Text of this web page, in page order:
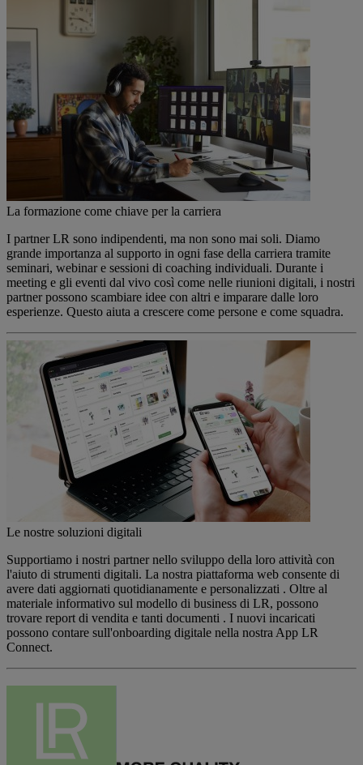
La formazione come chiave per la carriera
I partner LR sono indipendenti, ma non sono mai soli. Diamo
grande importanza al supporto in ogni fase della carriera tramite
seminari, webinar e sessioni di coaching individuali. Durante i
meeting e gli eventi dal vivo così come nelle riunioni digitali, i nostri
partner possono scambiare idee con altri e imparare dalle loro
esperienze. Questo aiuta a crescere come persone e come squadra.
Le nostre soluzioni digitali
Supportiamo i nostri partner nello sviluppo della loro attività con
l'aiuto di strumenti digitali. La nostra piattaforma web consente di
avere dati aggiornati quotidianamente e personalizzati . Oltre al
materiale informativo sul modello di business di LR, possono
trovare report di vendita e tanti documenti . I nuovi incaricati
possono contare sull'onboarding digitale nella nostra App LR
Connect.